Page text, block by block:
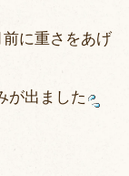
に重さをあげ
が出ました